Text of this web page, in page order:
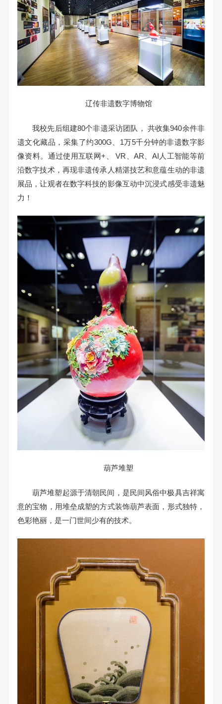
辽传非遗数字博物馆
我校先后组建80个非遗采访团队， 共收集940余件非
遗文化藏品，采集了约300G、1万5千分钟的非遗数字影
像资料。通过使用互联网+、 VR、AR、AI人工智能等前
沿数字技术，再现非遗传承人精湛技艺和意蕴生动的非遗
展品，让观者在数字科技的影像互动中沉浸式感受非遗魅
力！
葫芦堆塑
葫芦堆塑起源于清朝民间，是民间风俗中极具吉祥寓
意的宝物，用堆垒成塑的方式装饰葫芦表面，形式独特，
色彩艳丽，是一门世间少有的技术。